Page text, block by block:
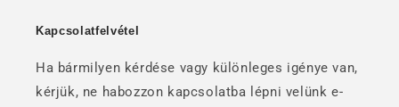
Kapcsolatfelvétel
Ha bármilyen kérdése vagy különleges igénye van,
kérjük, ne habozzon kapcsolatba lépni velünk e-